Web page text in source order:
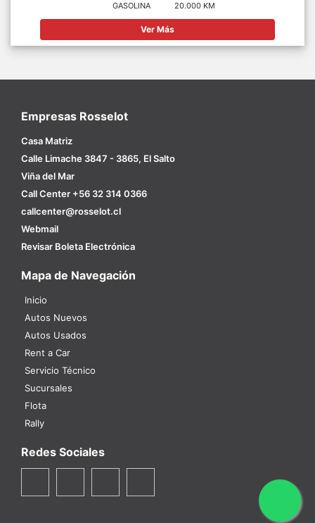
GASOLINA
20.000 KM
Ver Más
Empresas Rosselot
Casa Matriz
Calle Limache 3847 - 3865, El Salto
Viña del Mar
Call Center +56 32 314 0366
callcenter@rosselot.cl
Webmail
Revisar Boleta Electrónica
Mapa de Navegación
Inicio
Autos Nuevos
Autos Usados
Rent a Car
Servicio Técnico
Sucursales
Flota
Rally
Redes Sociales